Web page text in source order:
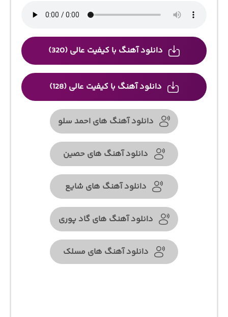
دانلود آهنگ با کیفیت عالی (320)
دانلود آهنگ با کیفیت عالی (128)
دانلود آهنگ های احمد سلو
دانلود آهنگ های حصین
دانلود آهنگ های شایع
دانلود آهنگ های گاد پوری
دانلود آهنگ های مسلک